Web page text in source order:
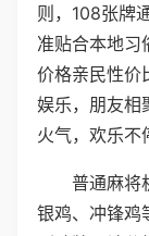
则，108张牌
准贴合本地习
价格亲民性价
娱乐，朋友相
火气，欢乐不
普通麻将
银鸡、冲锋鸡